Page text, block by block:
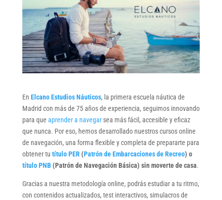
En Elcano Estudios Náuticos, la primera escuela náutica de
Madrid con más de 75 años de experiencia, seguimos innovando
para que aprender a navegarsea más fácil, accesible y eficaz
que nunca. Por eso, hemos desarrollado nuestros cursos online
de navegación, una forma flexible y completa de prepararte para
obtener tu título PER(Patrón de Embarcaciones de Recreo) o
título PNB(Patrón de Navegación Básica) sin moverte de casa.
Gracias a nuestra metodología online, podrás estudiar a tu ritmo,
con contenidos actualizados, test interactivos, simulacros de